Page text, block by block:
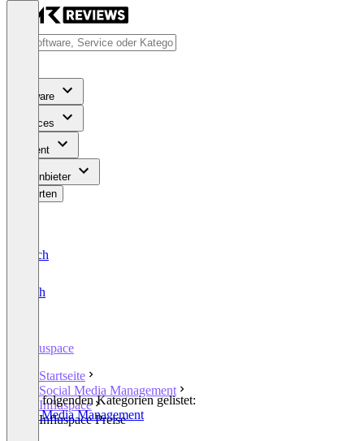
Software
Services
Content
Für Anbieter
Bewerten
Deutsch
English
Influspace
Startseite
Social Media Management
Influspace
Influspace Preise
In den folgenden Kategorien gelistet:
Social Media Management